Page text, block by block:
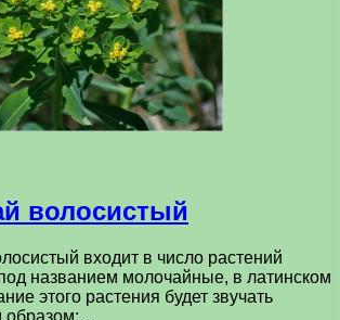
волосистый
входит в число растений
названием молочайные, в латинском
этого растения будет звучать
образом:…